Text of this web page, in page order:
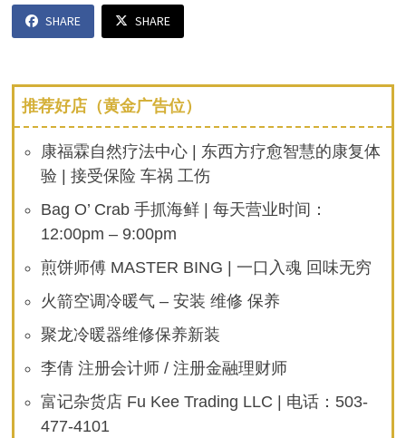
SHARE SHARE
推荐好店（黄金广告位）
康福霖自然疗法中心 | 东西方疗愈智慧的康复体
验 | 接受保险 车祸 工伤
Bag O’ Crab 手抓海鲜 | 每天营业时间：
12:00pm – 9:00pm
煎饼师傅 MASTER BING | 一口入魂 回味无穷
火箭空调冷暖气 – 安装 维修 保养
聚龙冷暖器维修保养新装
李倩 注册会计师 / 注册金融理财师
富记杂货店 Fu Kee Trading LLC | 电话：503-
477-4101